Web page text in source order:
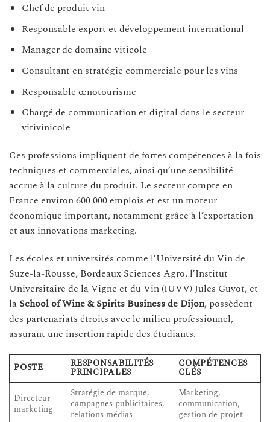
Chef de produit vin
Responsable export et développement international
Manager de domaine viticole
Consultant en stratégie commerciale pour les vins
Responsable œnotourisme
Chargé de communication et digital dans le secteur
vitivinicole
Ces professions impliquent de fortes compétences à la fois
techniques et commerciales, ainsi qu’une sensibilité
accrue à la culture du produit. Le secteur compte en
France environ 600 000 emplois et est un moteur
économique important, notamment grâce à l’exportation
et aux innovations marketing.
Les écoles et universités comme l’Université du Vin de
Suze-la-Rousse, Bordeaux Sciences Agro, l’Institut
Universitaire de la Vigne et du Vin (IUVV) Jules Guyot, et
la School of Wine & Spirits Business de Dijon, possèdent
des partenariats étroits avec le milieu professionnel,
assurant une insertion rapide des étudiants.
POSTE RESPONSABILITÉS
PRINCIPALES
COMPÉTENCES
CLÉS
Directeur
marketing
Stratégie de marque,
campagnes publicitaires,
relations médias
Marketing,
communication,
gestion de projet